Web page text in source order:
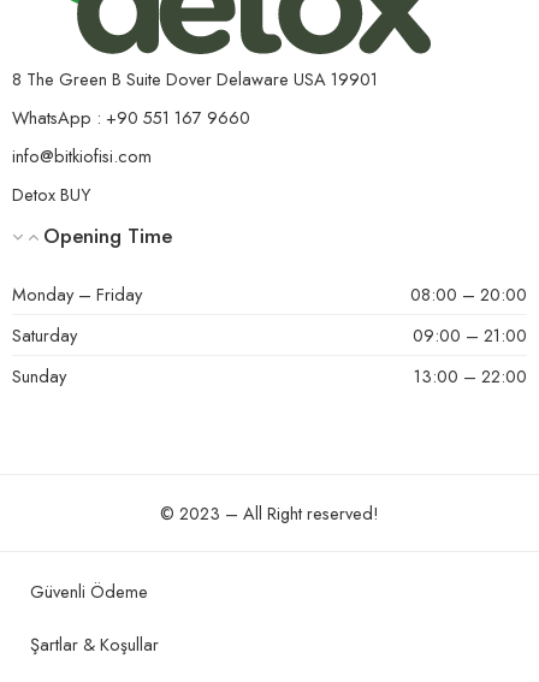
8 The Green B Suite Dover Delaware USA 19901
WhatsApp : +90 551 167 9660
info@bitkiofisi.com
Detox BUY
Opening Time
Monday – Friday
08:00 – 20:00
Saturday
09:00 – 21:00
Sunday
13:00 – 22:00
© 2023 – All Right reserved!
Güvenli Ödeme
Şartlar & Koşullar